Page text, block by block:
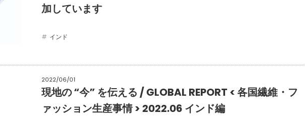
加しています
インド
2022/06/01
現地の “今” を伝える / GLOBAL REPORT < 各国繊維・フ
ァッション生産事情 > 2022.06 インド編